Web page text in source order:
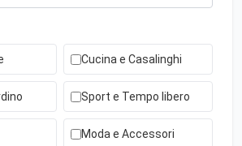
Cucina e Casalinghi
Sport e Tempo libero
Moda e Accessori